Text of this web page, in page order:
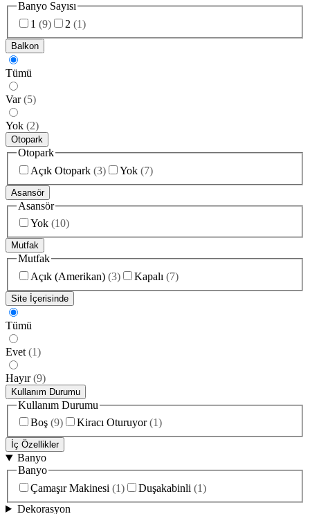
Banyo Sayısı
1 (9) 2 (1)
Balkon
Tümü
Var (5)
Yok (2)
Otopark
Otopark
Açık Otopark (3) Yok (7)
Asansör
Asansör
Yok (10)
Mutfak
Mutfak
Açık (Amerikan) (3) Kapalı (7)
Site İçerisinde
Tümü
Evet (1)
Hayır (9)
Kullanım Durumu
Kullanım Durumu
Boş (9) Kiracı Oturuyor (1)
İç Özellikler
Banyo
Banyo
Çamaşır Makinesi (1) Duşakabinli (1)
Dekorasyon